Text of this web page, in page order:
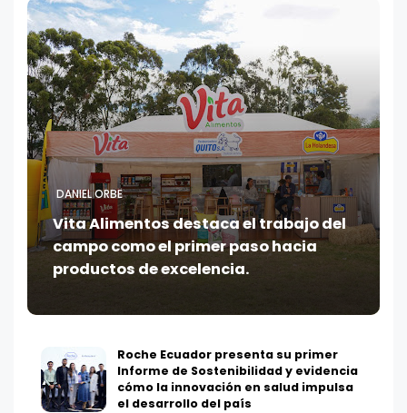
DANIEL ORBE
Vita Alimentos destaca el trabajo del
campo como el primer paso hacia
productos de excelencia.
Roche Ecuador presenta su primer
Informe de Sostenibilidad y evidencia
cómo la innovación en salud impulsa
el desarrollo del país